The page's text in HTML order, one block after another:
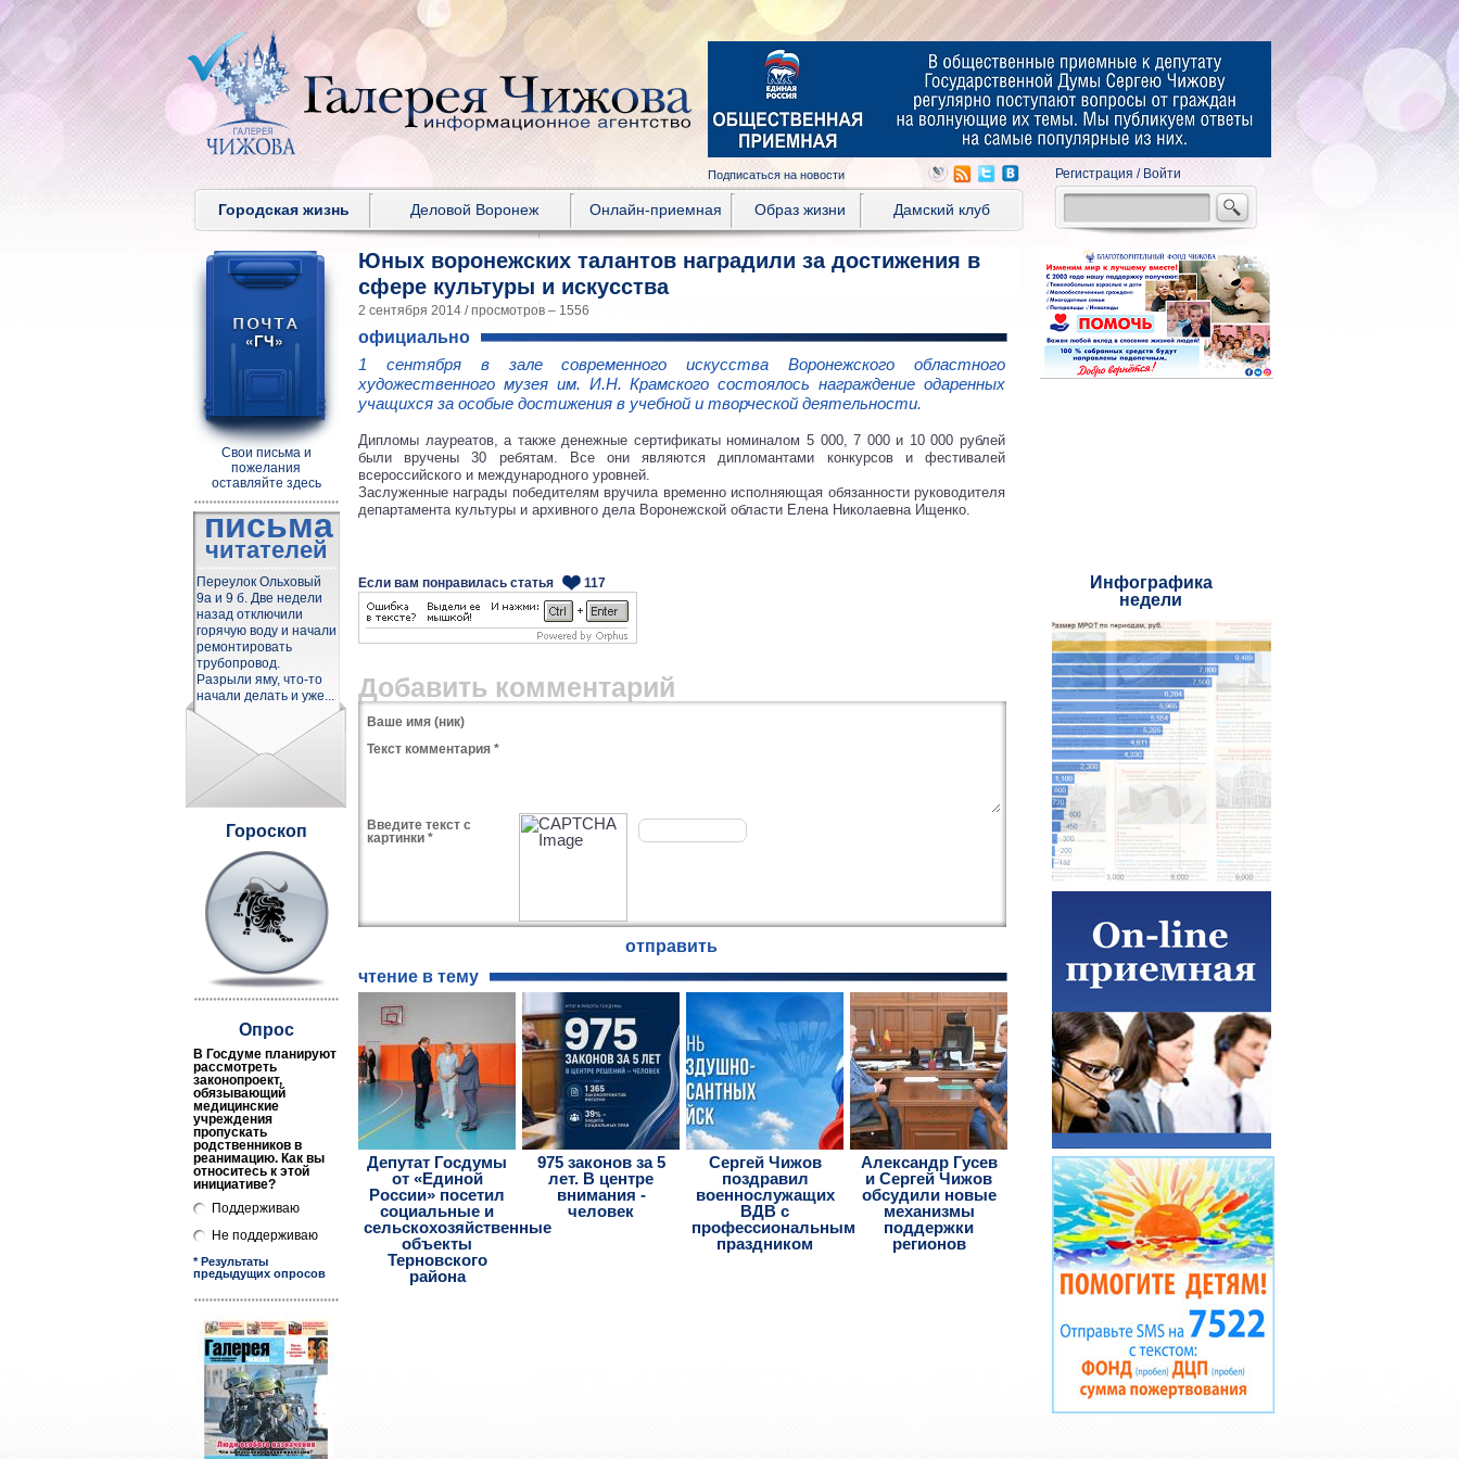
Подписаться на новости Регистрация / Войти
Городская жизнь Деловой Воронеж Онлайн-приемная Образ жизни Дамский клуб
Свои письма и
пожелания
оставляйте здесь
письма
читателей
Переулок Ольховый
9а и 9 б. Две недели
назад отключили
горячую воду и начали
ремонтировать
трубопровод.
Разрыли яму, что-то
начали делать и уже...
Гороскоп
Опрос
В Госдуме планируют
рассмотреть
законопроект,
обязывающий
медицинские
учреждения
пропускать
родственников в
реанимацию. Как вы
относитесь к этой
инициативе?
Поддерживаю
Не поддерживаю
* Результаты
предыдущих опросов
Юных воронежских талантов наградили за достижения в
сфере культуры и искусства
2 сентября 2014 / просмотров – 1556
официально
1 сентября в зале современного искусства Воронежского областного
художественного музея им. И.Н. Крамского состоялось награждение одаренных
учащихся за особые достижения в учебной и творческой деятельности.
Дипломы лауреатов, а также денежные сертификаты номиналом 5 000, 7 000 и 10 000 рублей
были вручены 30 ребятам. Все они являются дипломантами конкурсов и фестивалей
всероссийского и международного уровней.
Заслуженные награды победителям вручила временно исполняющая обязанности руководителя
департамента культуры и архивного дела Воронежской области Елена Николаевна Ищенко.
Если вам понравилась статья 117
Добавить комментарий
Ваше имя (ник)
Текст комментария *
Введите текст с
картинки *
чтение в тему
Депутат Госдумы
от «Единой
России» посетил
социальные и
сельскохозяйственные
объекты
Терновского
района
975 законов за 5
лет. В центре
внимания -
человек
Сергей Чижов
поздравил
военнослужащих
ВДВ с
профессиональным
праздником
Александр Гусев
и Сергей Чижов
обсудили новые
механизмы
поддержки
регионов
Инфографика
недели